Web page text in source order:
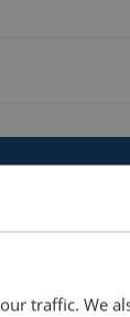
traffic. We